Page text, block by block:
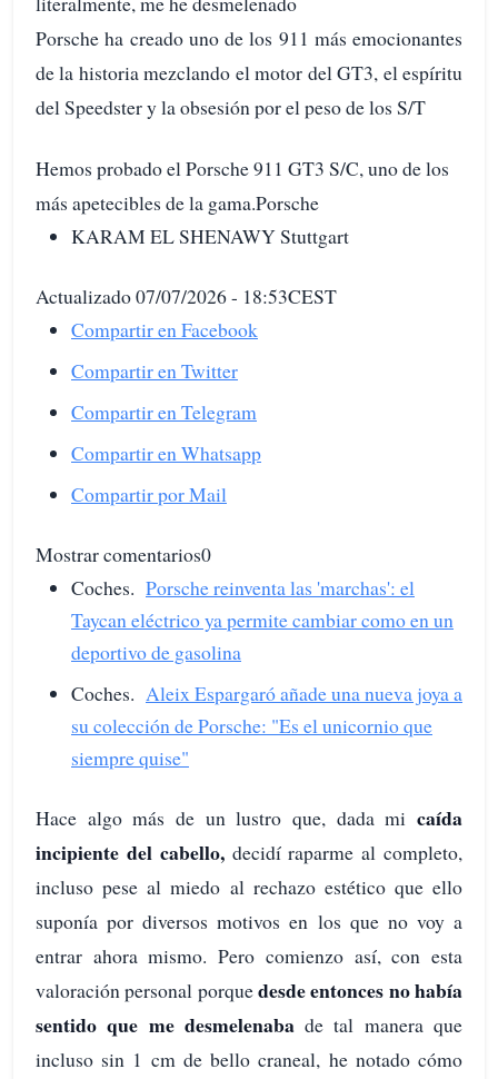
Porsche ha creado uno de los 911 más emocionantes
de la historia mezclando el motor del GT3, el espíritu
del Speedster y la obsesión por el peso de los S/T
Hemos probado el Porsche 911 GT3 S/C, uno de los
más apetecibles de la gama.Porsche
KARAM EL SHENAWY Stuttgart
Actualizado 07/07/2026 - 18:53CEST
Compartir en Facebook
Compartir en Twitter
Compartir en Telegram
Compartir en Whatsapp
Compartir por Mail
Mostrar comentarios0
Coches. Porsche reinventa las 'marchas': el
Taycan eléctrico ya permite cambiar como en un
deportivo de gasolina
Coches. Aleix Espargaró añade una nueva joya a
su colección de Porsche: "Es el unicornio que
siempre quise"
Hace algo más de un lustro que, dada mi caída
incipiente del cabello,decidí raparme al completo,
incluso pese al miedo al rechazo estético que ello
suponía por diversos motivos en los que no voy a
entrar ahora mismo. Pero comienzo así, con esta
valoración personal porquedesde entonces no había
sentido que me desmelenabade tal manera que
incluso sin 1 cm de bello craneal, he notado cómo